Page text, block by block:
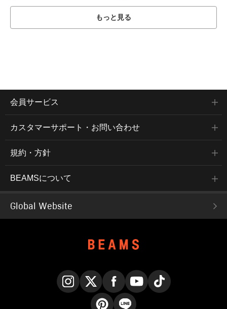
もっと見る
会員サービス
カスタマーサポート・お問い合わせ
規約・方針
BEAMSについて
Global Website